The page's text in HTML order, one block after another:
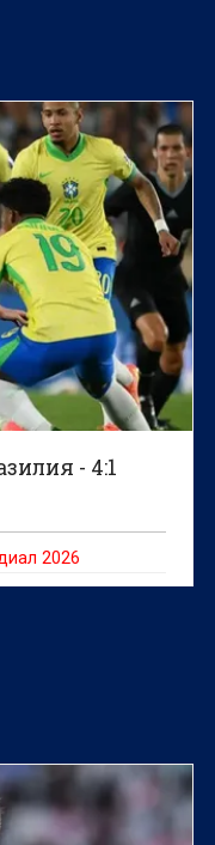
- 4:1
2026